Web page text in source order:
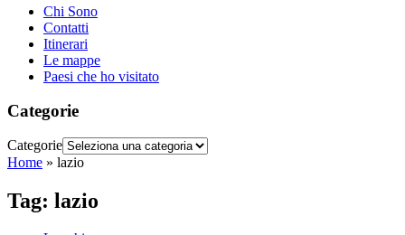
Chi Sono
Contatti
Itinerari
Le mappe
Paesi che ho visitato
Categorie
Categorie
Home » lazio
Tag: lazio